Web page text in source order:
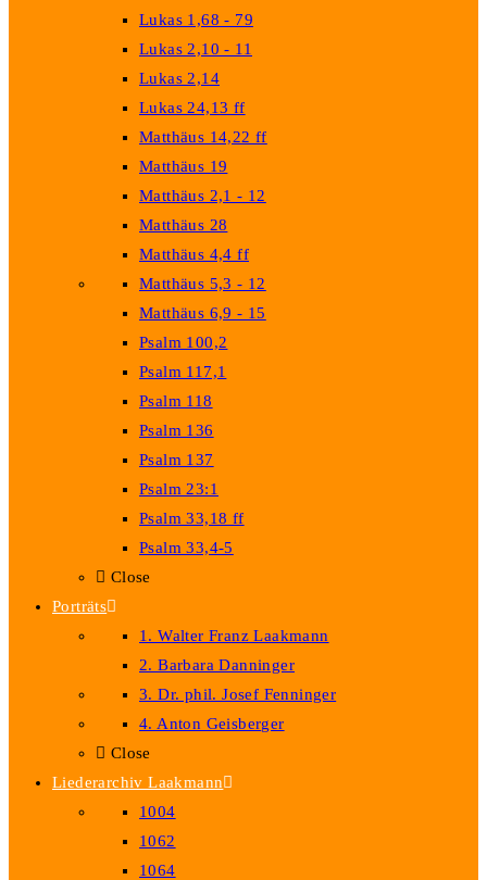
Lukas 1,68 - 79
Lukas 2,10 - 11
Lukas 2,14
Lukas 24,13 ff
Matthäus 14,22 ff
Matthäus 19
Matthäus 2,1 - 12
Matthäus 28
Matthäus 4,4 ff
Matthäus 5,3 - 12
Matthäus 6,9 - 15
Psalm 100,2
Psalm 117,1
Psalm 118
Psalm 136
Psalm 137
Psalm 23:1
Psalm 33,18 ff
Psalm 33,4-5
Close
Porträts
1. Walter Franz Laakmann
2. Barbara Danninger
3. Dr. phil. Josef Fenninger
4. Anton Geisberger
Close
Liederarchiv Laakmann
1004
1062
1064